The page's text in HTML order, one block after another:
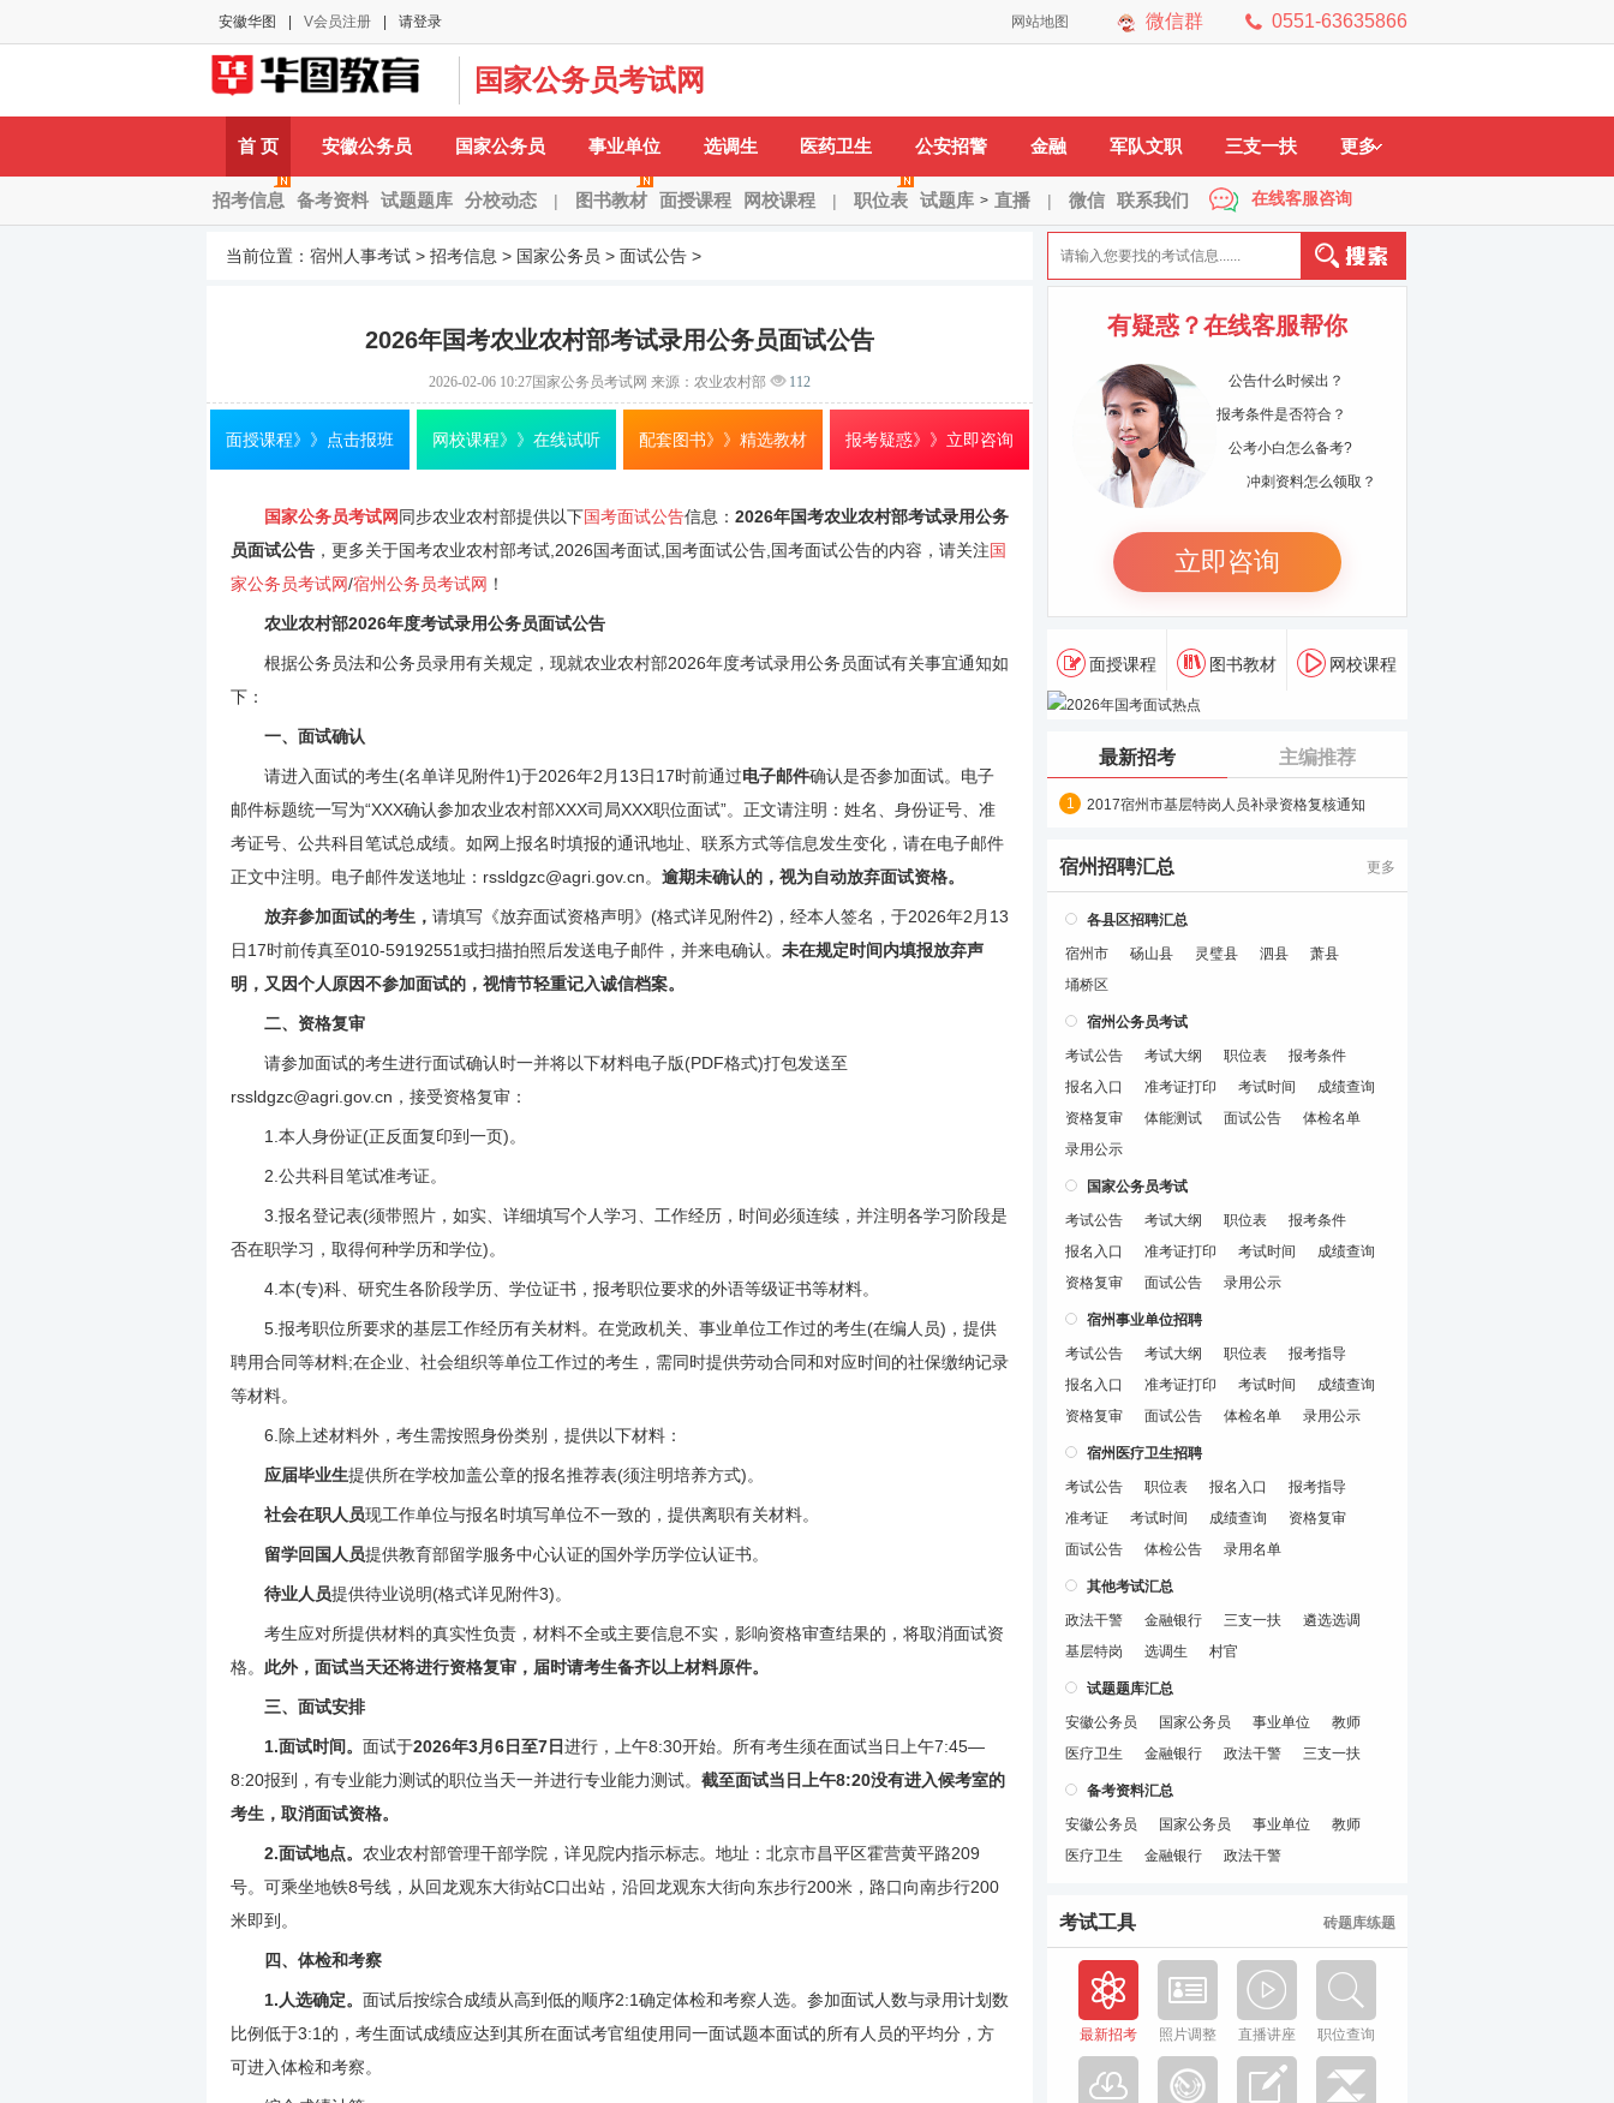
安徽华图 V会员注册 请登录 微信群 0551-63635866
网站地图
国家公务员考试网
A-H： 安徽省安庆市 蚌埠市 亳州市巢湖市 池州市滁州市阜阳市 合肥市 H-X： 淮北市淮南市 黄山市六安市马鞍山 铜陵市宿州市 芜湖市宣城市
首 页 安徽公务员 国家公务员 事业单位 选调生 医药卫生 公安招警 金融 军队文职 三支一扶 更多
招考信息 备考资料 试题题库 分校动态 | 图书教材 面授课程 网校课程 | 职位表 试题库 > 直播 | 微信 联系我们 在线客服咨询
当前位置： 宿州人事考试 > 招考信息 > 国家公务员 > 面试公告 >
2026年国考农业农村部考试录用公务员面试公告
2026-02-06 10:27国家公务员考试网 来源：农业农村部 112
面授课程》》点击报班 网校课程》》在线试听 配套图书》》精选教材 报考疑惑》》立即咨询
国家公务员考试网同步农业农村部提供以下国考面试公告信息： 2026年国考农业农村部考试录用公务
员面试公告 ，更多关于国考农业农村部考试,2026国考面试,国考面试公告,国考面试公告的内容，请关注国
家公务员考试网/宿州公务员考试网 ！
农业农村部2026年度考试录用公务员面试公告
根据公务员法和公务员录用有关规定，现就农业农村部2026年度考试录用公务员面试有关事宜通知如
下：
一、面试确认
请进入面试的考生(名单详见附件1)于2026年2月13日17时前通过电子邮件确认是否参加面试。电子
邮件标题统一写为“XXX确认参加农业农村部XXX司局XXX职位面试”。正文请注明：姓名、身份证号、准
考证号、公共科目笔试总成绩。如网上报名时填报的通讯地址、联系方式等信息发生变化，请在电子邮件
正文中注明。电子邮件发送地址：rssldgzc@agri.gov.cn。 逾期未确认的，视为自动放弃面试资格。
放弃参加面试的考生， 请填写《放弃面试资格声明》(格式详见附件2)，经本人签名，于2026年2月13
日17时前传真至010-59192551或扫描拍照后发送电子邮件，并来电确认。 未在规定时间内填报放弃声
明，又因个人原因不参加面试的，视情节轻重记入诚信档案。
二、资格复审
请参加面试的考生进行面试确认时一并将以下材料电子版(PDF格式)打包发送至
rssldgzc@agri.gov.cn，接受资格复审：
1.本人身份证(正反面复印到一页)。
2.公共科目笔试准考证。
3.报名登记表(须带照片，如实、详细填写个人学习、工作经历，时间必须连续，并注明各学习阶段是
否在职学习，取得何种学历和学位)。
4.本(专)科、研究生各阶段学历、学位证书，报考职位要求的外语等级证书等材料。
5.报考职位所要求的基层工作经历有关材料。在党政机关、事业单位工作过的考生(在编人员)，提供
聘用合同等材料;在企业、社会组织等单位工作过的考生，需同时提供劳动合同和对应时间的社保缴纳记录
等材料。
6.除上述材料外，考生需按照身份类别，提供以下材料：
应届毕业生提供所在学校加盖公章的报名推荐表(须注明培养方式)。
社会在职人员现工作单位与报名时填写单位不一致的，提供离职有关材料。
留学回国人员提供教育部留学服务中心认证的国外学历学位认证书。
待业人员提供待业说明(格式详见附件3)。
考生应对所提供材料的真实性负责，材料不全或主要信息不实，影响资格审查结果的，将取消面试资
格。 此外，面试当天还将进行资格复审，届时请考生备齐以上材料原件。
三、面试安排
1.面试时间。 面试于2026年3月6日至7日进行，上午8:30开始。所有考生须在面试当日上午7:45—
8:20报到，有专业能力测试的职位当天一并进行专业能力测试。 截至面试当日上午8:20没有进入候考室的
考生，取消面试资格。
2.面试地点。 农业农村部管理干部学院，详见院内指示标志。地址：北京市昌平区霍营黄平路209
号。可乘坐地铁8号线，从回龙观东大街站C口出站，沿回龙观东大街向东步行200米，路口向南步行200
米即到。
四、体检和考察
1.人选确定。 面试后按综合成绩从高到低的顺序2:1确定体检和考察人选。参加面试人数与录用计划数
比例低于3:1的，考生面试成绩应达到其所在面试考官组使用同一面试题本面试的所有人员的平均分，方
可进入体检和考察。
有疑惑？在线客服帮你
公告什么时候出？
报考条件是否符合？
公考小白怎么备考?
冲刺资料怎么领取？
立即咨询
面授课程 图书教材 网校课程
最新招考 主编推荐
1 2017宿州市基层特岗人员补录资格复核通知
宿州招聘汇总 更多
各县区招聘汇总
宿州市
砀山县 灵璧县 泗县
萧县
埇桥区
宿州公务员考试
考试公告
考试大纲 职位表
报考条件
报名入口
准考证打印 考试时间
成绩查询
资格复审
体能测试 面试公告
体检名单
录用公示
国家公务员考试
考试公告
考试大纲 职位表
报考条件
报名入口
准考证打印 考试时间
成绩查询
资格复审
面试公告 录用公示
宿州事业单位招聘
考试公告
考试大纲 职位表
报考指导
报名入口
准考证打印 考试时间
成绩查询
资格复审
面试公告 体检名单 录用公示
宿州医疗卫生招聘
考试公告
职位表 报名入口
报考指导
准考证
考试时间 成绩查询
资格复审
面试公告
体检公告 录用名单
其他考试汇总
政法干警
金融银行 三支一扶
遴选选调
基层特岗
选调生 村官
试题题库汇总
安徽公务员
国家公务员 事业单位
教师
医疗卫生
金融银行 政法干警 三支一扶
备考资料汇总
安徽公务员
国家公务员 事业单位
教师
医疗卫生
金融银行 政法干警
考试工具 砖题库练题
最新招考 照片调整 直播讲座 职位查询